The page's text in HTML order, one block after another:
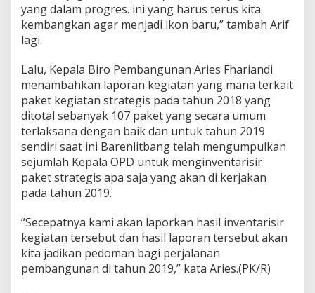
yang dalam progres. ini yang harus terus kita
kembangkan agar menjadi ikon baru,” tambah Arif
lagi.
Lalu, Kepala Biro Pembangunan Aries Fhariandi
menambahkan laporan kegiatan yang mana terkait
paket kegiatan strategis pada tahun 2018 yang
ditotal sebanyak 107 paket yang secara umum
terlaksana dengan baik dan untuk tahun 2019
sendiri saat ini Barenlitbang telah mengumpulkan
sejumlah Kepala OPD untuk menginventarisir
paket strategis apa saja yang akan di kerjakan
pada tahun 2019.
“Secepatnya kami akan laporkan hasil inventarisir
kegiatan tersebut dan hasil laporan tersebut akan
kita jadikan pedoman bagi perjalanan
pembangunan di tahun 2019,” kata Aries.(PK/R)